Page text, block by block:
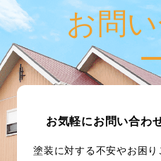
お問
お気軽にお問い合わ
塗装に対する不安やお困